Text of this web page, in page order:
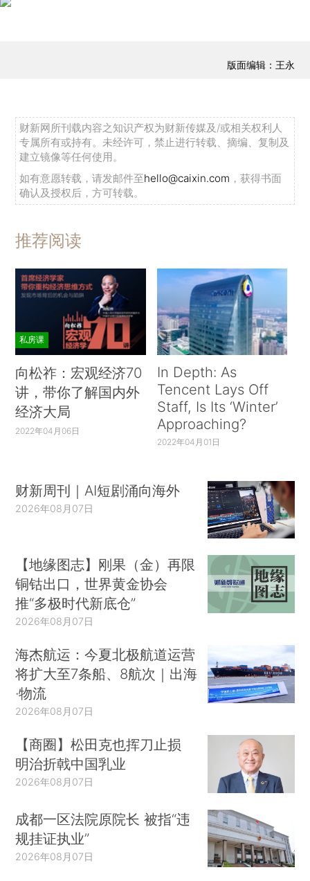
版面编辑：王永
财新网所刊载内容之知识产权为财新传媒及/或相关权利人
专属所有或持有。未经许可，禁止进行转载、摘编、复制及
建立镜像等任何使用。
如有意愿转载，请发邮件至hello@caixin.com ，获得书面
确认及授权后，方可转载。
推荐阅读
私房课
向松祚：宏观经济70
讲，带你了解国内外
经济大局
2022年04月06日
In Depth: As
Tencent Lays Off
Staff, Is Its ‘Winter’
Approaching?
2022年04月01日
财新周刊｜AI短剧涌向海外
2026年08月07日
【地缘图志】刚果（金）再限
铜钴出口，世界黄金协会
推“多极时代新底仓”
2026年08月07日
海杰航运：今夏北极航道运营
将扩大至7条船、8航次｜出海
·物流
2026年08月07日
【商圈】松田克也挥刀止损
明治折戟中国乳业
2026年08月07日
成都一区法院原院长 被指“违
规挂证执业”
2026年08月07日